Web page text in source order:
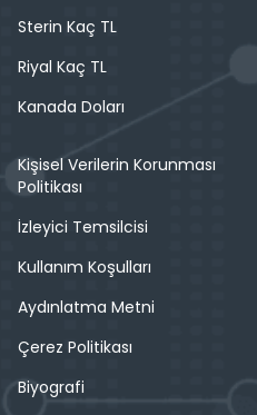
Sterin Kaç TL
Riyal Kaç TL
Kanada Doları
Kişisel Verilerin Korunması
Politikası
İzleyici Temsilcisi
Kullanım Koşulları
Aydınlatma Metni
Çerez Politikası
Biyografi